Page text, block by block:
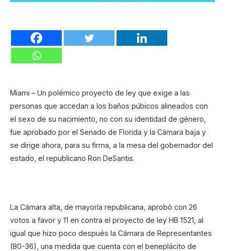
Miami – Un polémico proyecto de ley que exige a las
personas que accedan a los baños púbicos alineados con
el sexo de su nacimiento, no con su identidad de género,
fue aprobado por el Senado de Florida y la Cámara baja y
se dirige ahora, para su firma, a la mesa del gobernador del
estado, el republicano Ron DeSantis.
La Cámara alta, de mayoría republicana, aprobó con 26
votos a favor y 11 en contra el proyecto de ley HB 1521, al
igual que hizo poco después la Cámara de Representantes
(80-36), una medida que cuenta con el beneplácito de